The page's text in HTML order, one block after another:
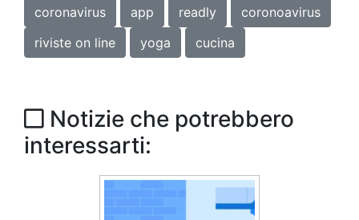
coronavirus app readly
coronoavirus
riviste on line
yoga cucina
Notizie che potrebbero
interessarti: